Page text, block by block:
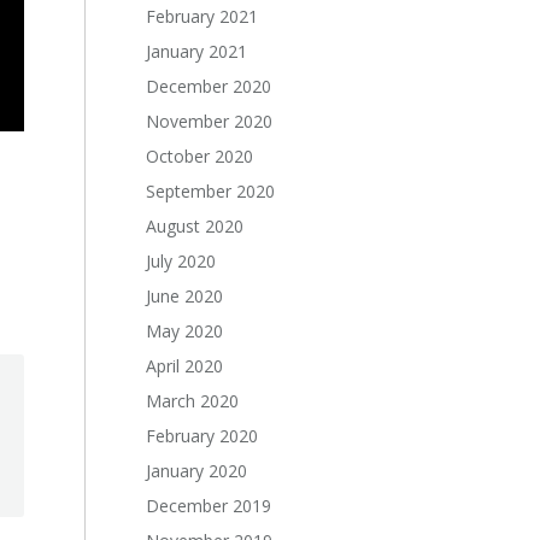
February 2021
January 2021
December 2020
November 2020
October 2020
September 2020
August 2020
July 2020
June 2020
May 2020
April 2020
March 2020
February 2020
January 2020
December 2019